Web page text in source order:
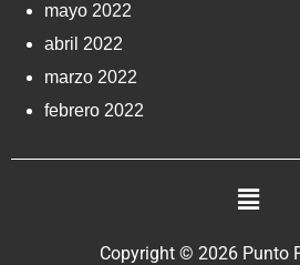
mayo 2022
abril 2022
marzo 2022
febrero 2022
Copyright © 2026 Punto